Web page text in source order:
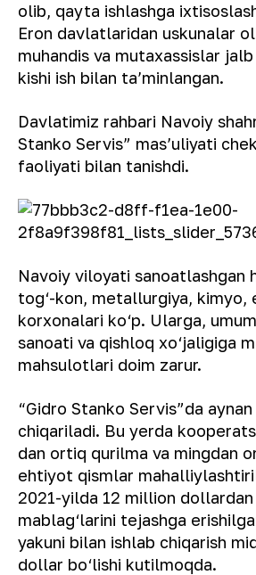
olib, qayta ishlashga
Eron davlatlaridan uskunalar
muhandis va mutaxassislar
kishi ish bilan ta’minlangan.
Davlatimiz rahbari Navoiy
Stanko Servis” mas’uliyati
faoliyati bilan tanishdi.
Navoiy viloyati sanoatlashgan
tog‘-kon, metallurgiya, kimyo,
korxonalari ko‘p. Ularga,
sanoati va qishloq xo‘jaligiga
mahsulotlari doim zarur.
“Gidro Stanko Servis”da
chiqariladi. Bu yerda
dan ortiq qurilma va mingdan
ehtiyot qismlar
2021-yilda 12 million
mablag‘larini tejashga
yakuni bilan ishlab chiqarish
dollar bo‘lishi kutilmoqda.